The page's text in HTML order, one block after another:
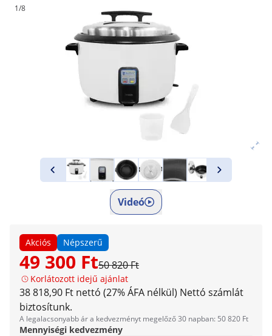
1/8
Videó
Akciós Népszerű
49 300 Ft50 820 Ft
Korlátozott idejű ajánlat
38 818,90 Ft nettó (27% ÁFA nélkül) Nettó számlát
biztosítunk.
A legalacsonyabb ár a kedvezményt megelőző 30 napban: 50 820 Ft
Mennyiségi kedvezmény